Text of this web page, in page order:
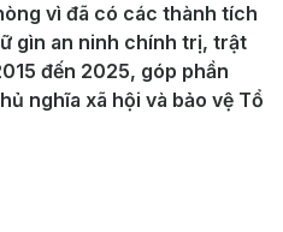
vì đã có các thành tích
gìn an ninh chính trị, trật
đến 2025, góp phần
nghĩa xã hội và bảo vệ Tổ